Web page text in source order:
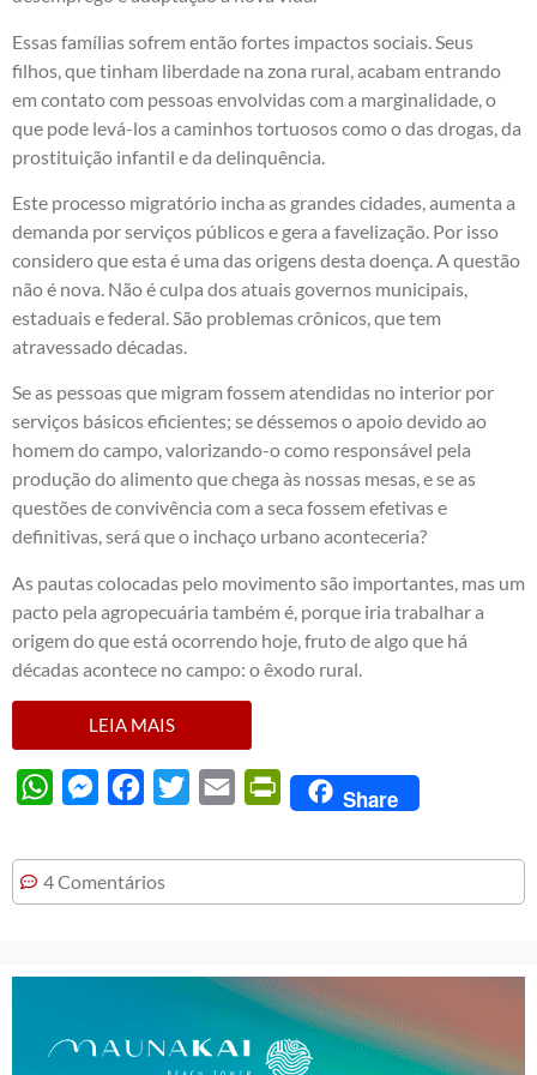
Essas famílias sofrem então fortes impactos sociais. Seus
filhos, que tinham liberdade na zona rural, acabam entrando
em contato com pessoas envolvidas com a marginalidade, o
que pode levá-los a caminhos tortuosos como o das drogas, da
prostituição infantil e da delinquência.
Este processo migratório incha as grandes cidades, aumenta a
demanda por serviços públicos e gera a favelização. Por isso
considero que esta é uma das origens desta doença. A questão
não é nova. Não é culpa dos atuais governos municipais,
estaduais e federal. São problemas crônicos, que tem
atravessado décadas.
Se as pessoas que migram fossem atendidas no interior por
serviços básicos eficientes; se déssemos o apoio devido ao
homem do campo, valorizando-o como responsável pela
produção do alimento que chega às nossas mesas, e se as
questões de convivência com a seca fossem efetivas e
definitivas, será que o inchaço urbano aconteceria?
As pautas colocadas pelo movimento são importantes, mas um
pacto pela agropecuária também é, porque iria trabalhar a
origem do que está ocorrendo hoje, fruto de algo que há
décadas acontece no campo: o êxodo rural.
LEIA MAIS
WhatsAppMessengerFacebook
Twitter Email PrintFriendly
Share
4 Comentários